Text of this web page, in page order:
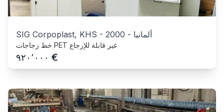
SIG Corpoplast, KHS - 2000 - ألمانيا
خط زجاجات PET غير قابلة للإرجاع
٩٢٠٬٠٠٠ €